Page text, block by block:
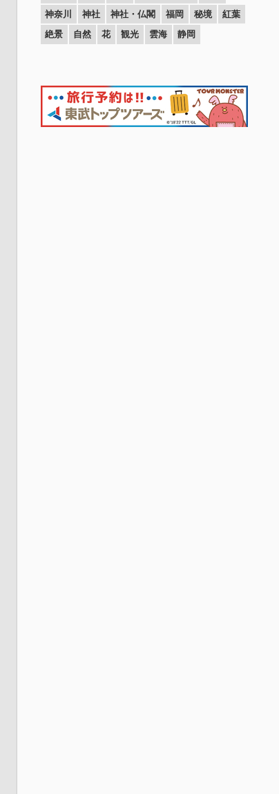
神奈川
神社 神社・仏閣 福岡 秘境
紅葉
絶景
自然 花 観光 雲海 静岡